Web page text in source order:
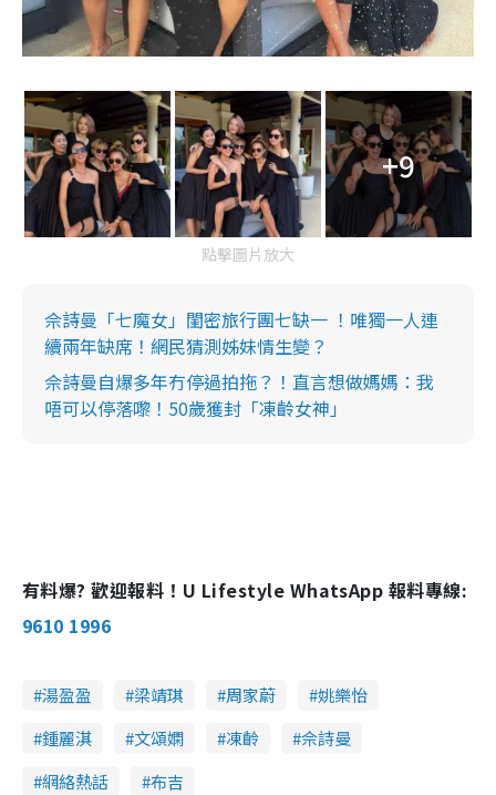
+9
點擊圖片放大
佘詩曼「七魔女」閨密旅行團七缺一 ！唯獨一人連
續兩年缺席！網民猜測姊妹情生變？
佘詩曼自爆多年冇停過拍拖？！直言想做媽媽：我
唔可以停落嚟！50歲獲封「凍齡女神」
有料爆? 歡迎報料！U Lifestyle WhatsApp 報料專線:
9610 1996
湯盈盈 梁靖琪 周家蔚
姚樂怡
鍾麗淇
文頌嫻 凍齡
佘詩曼
網絡熱話
布吉